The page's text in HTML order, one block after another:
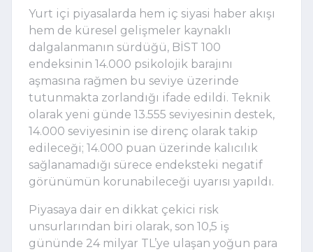
Yurt içi piyasalarda hem iç siyasi haber akışı
hem de küresel gelişmeler kaynaklı
dalgalanmanın sürdüğü, BİST 100
endeksinin 14.000 psikolojik barajını
aşmasına rağmen bu seviye üzerinde
tutunmakta zorlandığı ifade edildi. Teknik
olarak yeni günde 13.555 seviyesinin destek,
14.000 seviyesinin ise direnç olarak takip
edileceği; 14.000 puan üzerinde kalıcılık
sağlanamadığı sürece endeksteki negatif
görünümün korunabileceği uyarısı yapıldı.
Piyasaya dair en dikkat çekici risk
unsurlarından biri olarak, son 10,5 iş
gününde 24 milyar TL’ye ulaşan yoğun para